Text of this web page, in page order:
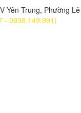
Yên Trung, Phường Lê
- 0938.149.991)